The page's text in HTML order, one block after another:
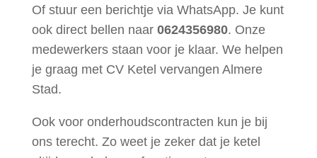
Of stuur een berichtje via WhatsApp. Je kunt
ook direct bellen naar 0624356980. Onze
medewerkers staan voor je klaar. We helpen
je graag met CV Ketel vervangen Almere
Stad.
Ook voor onderhoudscontracten kun je bij
ons terecht. Zo weet je zeker dat je ketel